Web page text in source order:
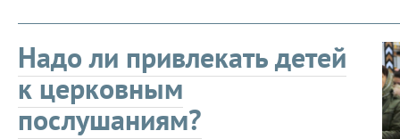
Надо ли привлекать детей
к церковным
послушаниям?